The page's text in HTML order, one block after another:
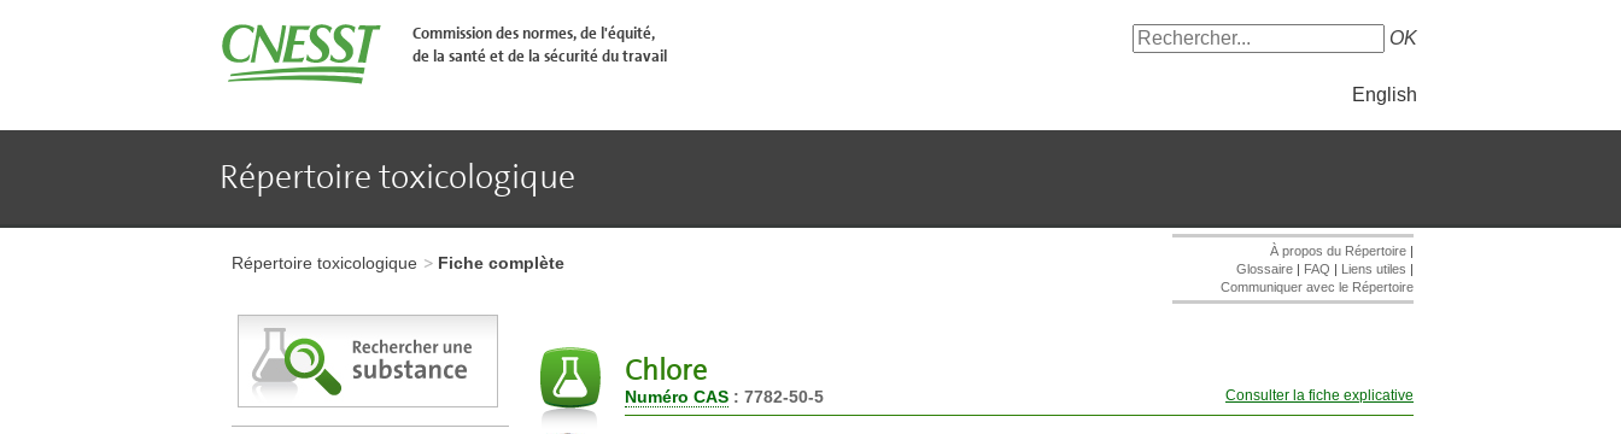
au
Commission des normes, de l'équité,
de la santé et de la sécurité du travail
OK
English
Répertoire toxicologique
à
l'en-
de
page
Aller
au
Répertoire toxicologique Fiche complète
À propos du Répertoire |
Glossaire | FAQ | Liens utiles |
Communiquer avec le Répertoire
Chlore
Numéro CAS : 7782-50-5 Consulter la fiche explicative